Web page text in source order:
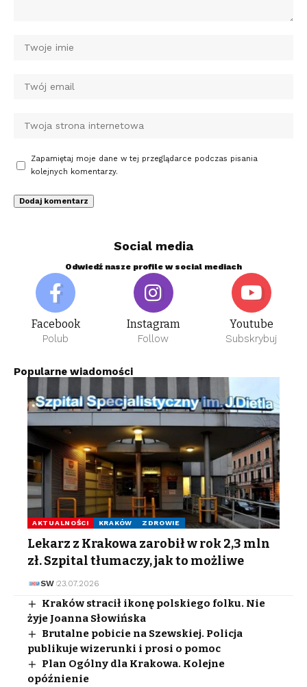
Zapamiętaj moje dane w tej przeglądarce podczas pisania
kolejnych komentarzy.
Social media
Odwiedź nasze profile w social mediach
Facebook
Polub
Instagram
Follow
Youtube
Subskrybuj
Popularne wiadomości
AKTUALNOŚCI KRAKÓW ZDROWIE
Lekarz z Krakowa zarobił w rok 2,3 mln
zł. Szpital tłumaczy, jak to możliwe
SW 23.07.2026
Kraków stracił ikonę polskiego folku. Nie
żyje Joanna Słowińska
Brutalne pobicie na Szewskiej. Policja
publikuje wizerunki i prosi o pomoc
Plan Ogólny dla Krakowa. Kolejne
opóźnienie